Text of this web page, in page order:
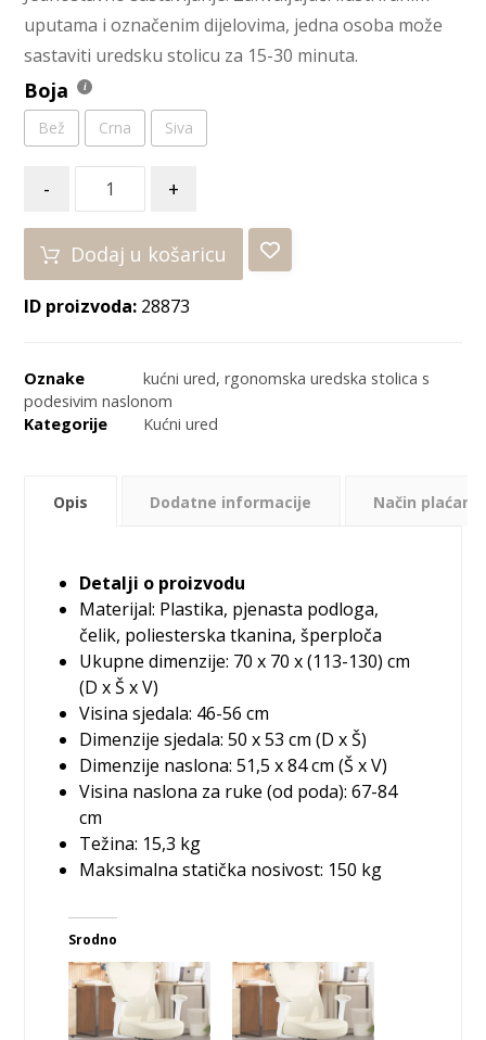
uputama i označenim dijelovima, jedna osoba može
sastaviti uredsku stolicu za 15-30 minuta.
Boja
Bež Crna Siva
- +
Dodaj u košaricu
ID proizvoda: 28873
Oznake kućni ured,rgonomska uredska stolica s
podesivim naslonom
Kategorije
Kućni ured
Opis Dodatne informacije Način
Detalji o proizvodu
Materijal: Plastika, pjenasta podloga,
čelik, poliesterska tkanina, šperploča
Ukupne dimenzije: 70 x 70 x (113-130) cm
(D x Š x V)
Visina sjedala: 46-56 cm
Dimenzije sjedala: 50 x 53 cm (D x Š)
Dimenzije naslona: 51,5 x 84 cm (Š x V)
Visina naslona za ruke (od poda): 67-84
cm
Težina: 15,3 kg
Maksimalna statička nosivost: 150 kg
Srodno